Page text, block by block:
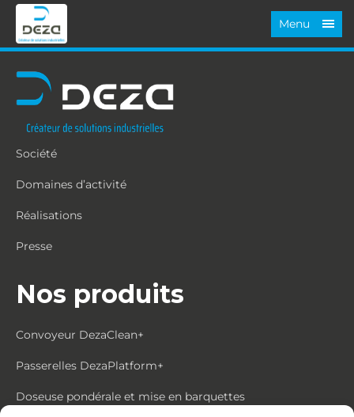
Menu
Société
Domaines d’activité
Réalisations
Presse
Nos produits
Convoyeur DezaClean+
Passerelles DezaPlatform+
Doseuse pondérale et mise en barquettes